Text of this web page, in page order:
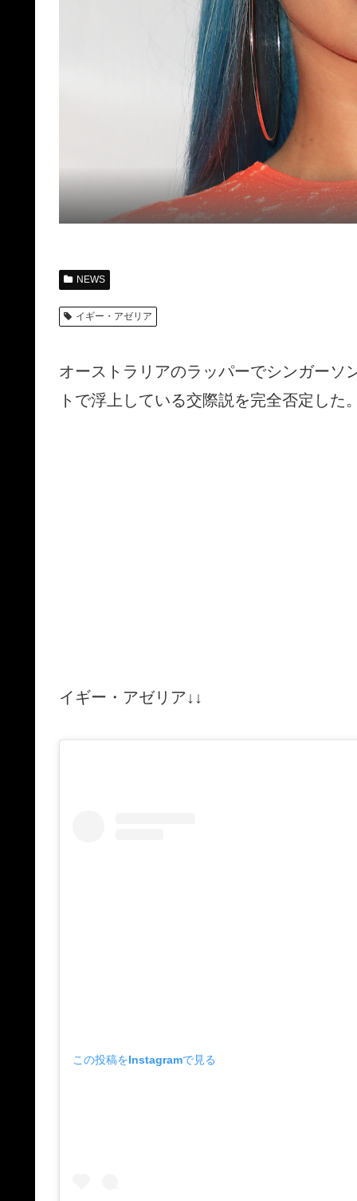
NEWS
イギー・アゼリア
オーストラリアのラッパーでシンガーソ
トで浮上している交際説を完全否定した
イギー・アゼリア↓↓
この投稿をInstagramで見る